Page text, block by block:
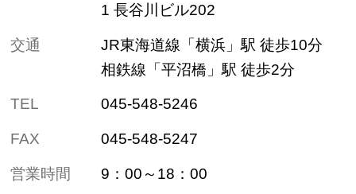
1 長谷川ビル202
交通
JR東海道線「横浜」駅 徒歩10分
相鉄線「平沼橋」駅 徒歩2分
TEL 045-548-5246
FAX 045-548-5247
営業時間 9：00～18：00